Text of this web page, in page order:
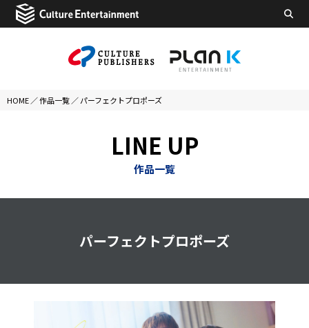
HOME ／作品一覧 ／パーフェクトプロポーズ
LINE UP
作品一覧
パーフェクトプロポーズ